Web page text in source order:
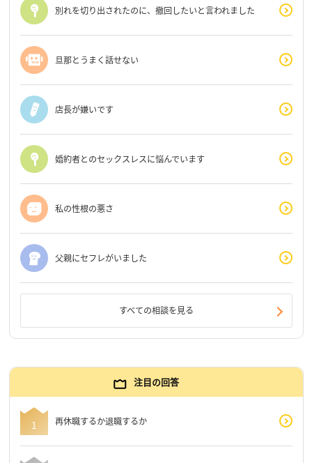
別れを切り出されたのに、撤回したいと言われました
旦那とうまく話せない
店長が嫌いです
婚約者とのセックスレスに悩んでいます
私の性根の悪さ
父親にセフレがいました
すべての相談を見る
注目の回答
再休職するか退職するか